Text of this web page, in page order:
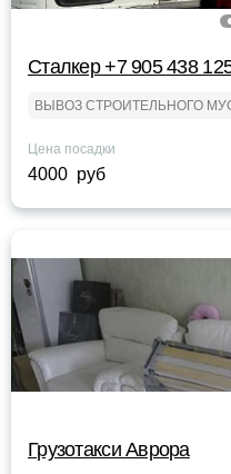
Сталкер +7 905 438
ВЫВОЗ СТРОИТЕЛЬНОГО
Цена посадки
4000 руб
Грузотакси Аврора